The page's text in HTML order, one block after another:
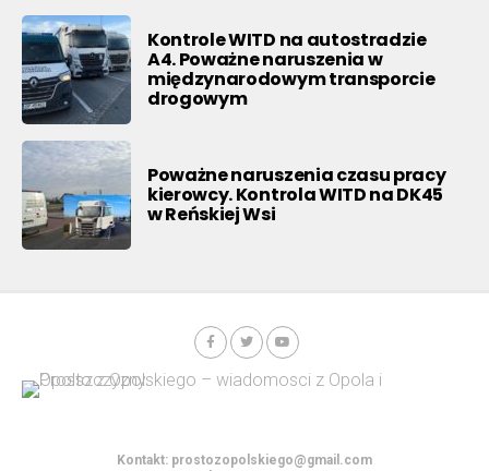
Kontrole WITD na autostradzie
A4. Poważne naruszenia w
międzynarodowym transporcie
drogowym
Poważne naruszenia czasu pracy
kierowcy. Kontrola WITD na DK45
w Reńskiej Wsi
Kontakt: prostozopolskiego@gmail.com